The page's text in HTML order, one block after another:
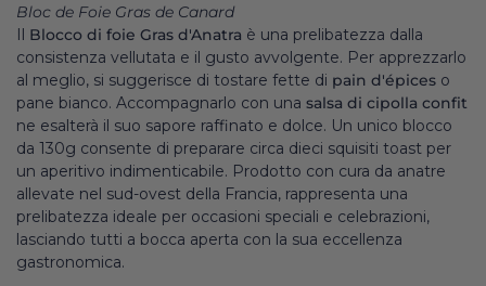
Bloc de Foie Gras de Canard
Il Blocco di foie Gras d'Anatra è una prelibatezza dalla
consistenza vellutata e il gusto avvolgente. Per apprezzarlo
al meglio, si suggerisce di tostare fette di pain d'épices o
pane bianco. Accompagnarlo con una salsa di cipolla confit
ne esalterà il suo sapore raffinato e dolce. Un unico blocco
da 130g consente di preparare circa dieci squisiti toast per
un aperitivo indimenticabile. Prodotto con cura da anatre
allevate nel sud-ovest della Francia, rappresenta una
prelibatezza ideale per occasioni speciali e celebrazioni,
lasciando tutti a bocca aperta con la sua eccellenza
gastronomica.